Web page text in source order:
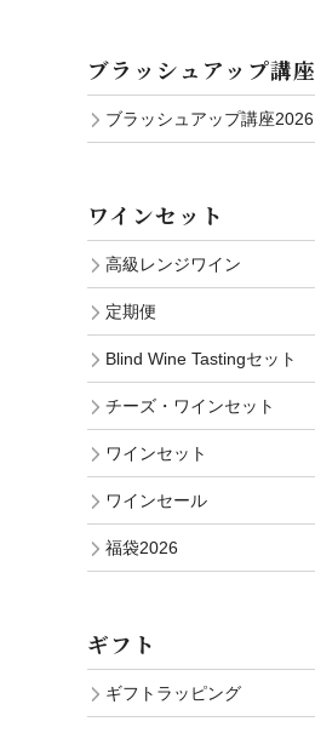
ブラッシュアップ講座
ブラッシュアップ講座2026
ワインセット
高級レンジワイン
定期便
Blind Wine Tastingセット
チーズ・ワインセット
ワインセット
ワインセール
福袋2026
ギフト
ギフトラッピング